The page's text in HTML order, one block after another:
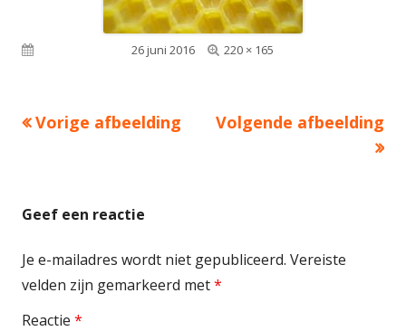
Gepubliceerd op26 juni 2016
Volledige
220 × 165
Vorige afbeelding Volgende afbeelding
Geef een reactie
Je e-mailadres wordt niet gepubliceerd. Vereiste
velden zijn gemarkeerd met*
Reactie *